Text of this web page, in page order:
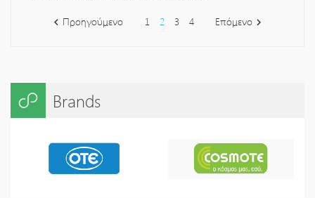
 Προηγούμενο 1 2 3 4 Επόμενο 
Brands